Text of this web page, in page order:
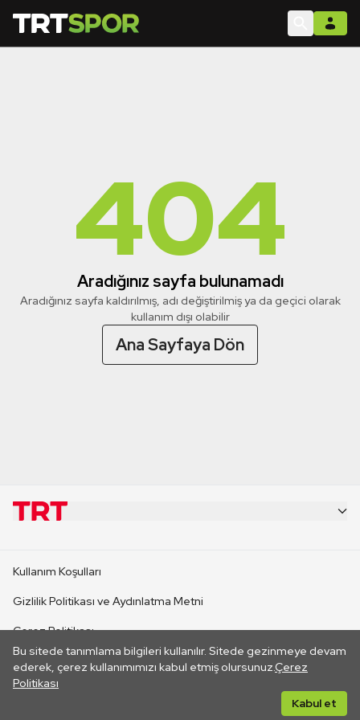
404
Aradığınız sayfa bulunamadı
Aradığınız sayfa kaldırılmış, adı değiştirilmiş ya da geçici olarak
kullanım dışı olabilir
Ana Sayfaya Dön
Bu sitede tanımlama bilgileri kullanılır. Sitede gezinmeye devam
ederek, çerez kullanımımızı kabul etmiş olursunuz.Çerez
Politikası
Kabul et
CANLI YAYINLAR
Kullanım Koşulları
Gizlilik Politikası ve Aydınlatma Metni
Çerez Politikası
İletişim
Her hakkı saklıdır. ©2026 TRT. Bağlantı yoluyla gidilen dış